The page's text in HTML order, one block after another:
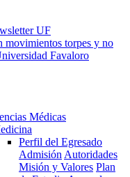
UF
Médicas
Perfil del Egresado
Admisión Autoridades
Misión y Valores Plan